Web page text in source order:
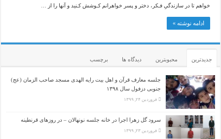
خواهم تا در سازندگیِ فـکر، دختر و پسر خواهرانم کـوشش کـنید و آنها را از …
ادامه نوشته »
جدیدترین محبوبترین دیدگاه ها برچسب
جلسه معارف قرآن و اهل بیت رایه الهدی مسجد صاحب الزمان (عج)
جنوبی دزفول سال ۱۳۹۸
فروردین ۲۴, ۱۳۹۹
سرود گل زهرا اجرا در خانه جلسه نونهالان – در روزهای قرنطینه
فروردین ۲۳, ۱۳۹۹